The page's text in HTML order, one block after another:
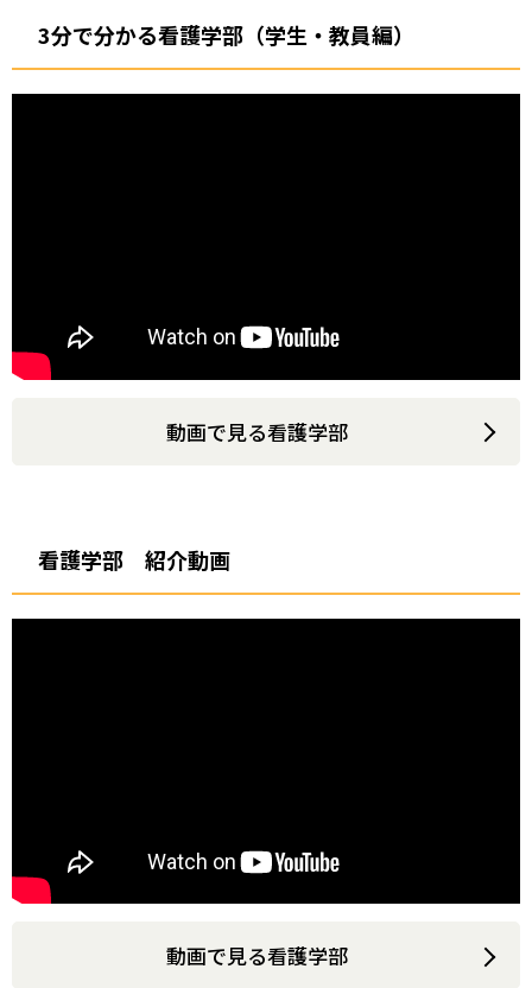
3分で分かる看護学部（学生・教員編）
動画で見る看護学部
看護学部 紹介動画
動画で見る看護学部